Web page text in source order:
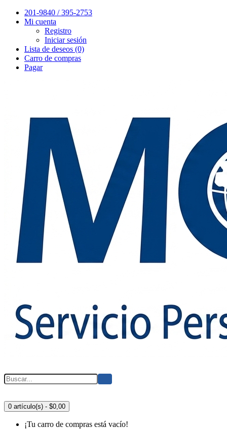
201-9840 / 395-2753
Mi cuenta
Registro
Iniciar sesión
Lista de deseos (0)
Carro de compras
Pagar
0 artículo(s) - $0,00
¡Tu carro de compras está vacío!